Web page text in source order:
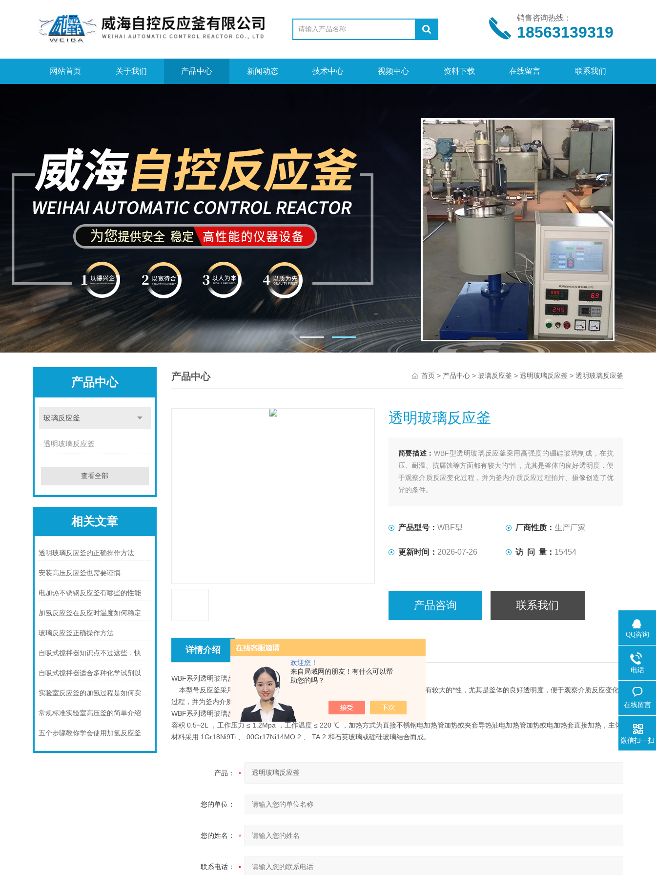
欢迎您！
来自局域网的朋友！有什么可以帮
助您的吗？
销售咨询热线：
18563139319
网站首页 关于我们 产品中心 新闻动态 技术中心 视频中心 资料下载 在线留言 联系我们
产品中心
玻璃反应釜
透明玻璃反应釜
查看全部
相关文章
透明玻璃反应釜的正确操作方法
安装高压反应釜也需要谨慎
电加热不锈钢反应釜有哪些的性能
加氢反应釜在反应时温度如何稳定在范围内
玻璃反应釜正确操作方法
自吸式搅拌器知识点不过这些，快了解起来吧
自吸式搅拌器适合多种化学试剂以及不同规模实验室使用
实验室反应釜的加氢过程是如何实现的？
常规标准实验室高压釜的简单介绍
五个步骤教你学会使用加氢反应釜
产品中心 首页> 产品中心> 玻璃反应釜 > 透明玻璃反应釜 > 透明玻璃反应釜
透明玻璃反应釜
简要描述： WBF型透明玻璃反应釜采用高强度的硼硅玻璃制成，在抗
压、耐温、抗腐蚀等方面都有较大的*性，尤其是釜体的良好透明度，便
于观察介质反应变化过程，并为釜内介质反应过程拍片、摄像创造了优
异的条件。
产品型号： WBF型 厂商性质：生产厂家
更新时间： 2026-07-26 访 问 量： 15454
产品咨询 联系我们
详情介绍
WBF系列透明玻璃反应釜 特点：
本型号反应釜采用高强度的石英或硼硅玻璃制成，在抗压、耐温、抗腐蚀等方面都有较大的*性，尤其是釜体的良好透明度，便于观察介质反应变化
过程，并为釜内介质反应过程拍片、摄像创造了优异的条件。
WBF系列透明玻璃反应釜主要技术指标：
容积 0.5~2L ，工作压力 ≤ 1.2Mpa ，工作温度 ≤ 220 ℃ ，加热方式为直接不锈钢电加热管加热或夹套导热油电加热管加热或电加热套直接加热，主体
材料采用 1Gr18Ni9Ti 、 00Gr17Ni14MO 2 、 TA 2 和石英玻璃或硼硅玻璃结合而成。
产品：
您的单位：
您的姓名：
联系电话：
QQ咨询
电话
在线留言
微信扫一扫